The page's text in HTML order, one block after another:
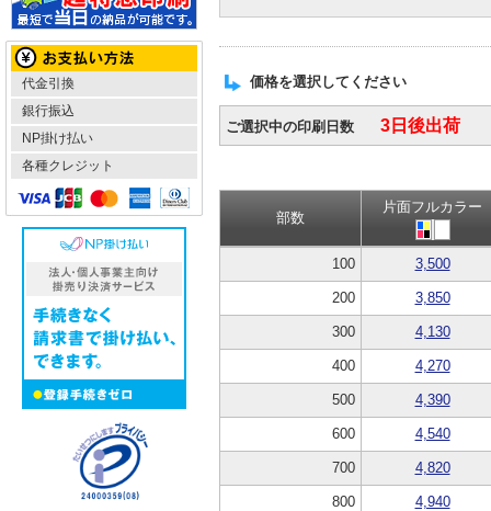
代金引換
銀行振込
NP掛け払い
各種クレジット
価格を選択してください
ご選択中の印刷日数 3日後出荷
部数
片面フルカラー
100 3,500
200 3,850
300 4,130
400 4,270
500 4,390
600 4,540
700 4,820
800 4,940